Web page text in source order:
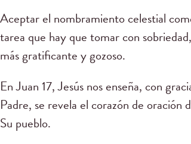
Aceptar el nombramiento celestial
tarea que hay que tomar con
más gratificante y gozoso.
En Juan 17, Jesús nos enseña, con
Padre, se revela el corazón de
Su pueblo.